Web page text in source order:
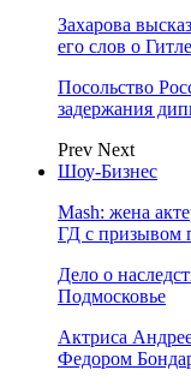
Захарова
его слов о
Посольство
задержания
Prev Next
Шоу-Бизнес
Mash: жена
ГД с призывом
Дело о
Подмосковье
Актриса
Федором